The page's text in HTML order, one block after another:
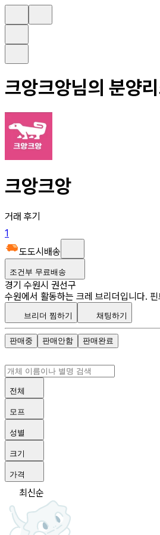
크앙크앙님의 분양
크앙크앙
거래 후기
1
도도시배송
조건부 무료배송
경기 수원시 권선구
수원에서 활동하는 크레 브리더입니다.
브리더 찜하기 채팅하기
판매중 판매안함 판매완료
전체
모프
성별
크기
가격
최신순